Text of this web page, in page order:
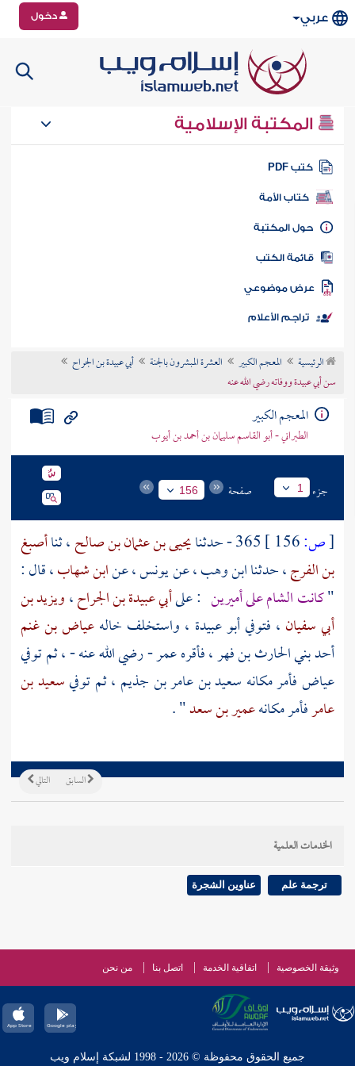
عربي دخول
المكتبة الإسلامية
كتب PDF
كتاب الأمة
المكتبة
الكتب
موضوعي
تراجم الأعلام
الرئيسية المعجم الكبير العشرة المبشرون بالجنة
أبي عبيدة بن الجراح
سن أبي عبيدة ووفاته رضي الله عنه
المعجم الكبير
الطبراني - أبو القاسم سليمان بن أحمد بن أيوب
جزء 1 صفحة 156
[ص: 365 - حدثنا يحيى بن عثمان بن صالح، ثناأصبغ
بن الفرج، حدثناابن وهب، عنيونس، عنابن شهاب، قال :
"كانتالشامعلى أميرين : علىأبي عبيدة بن الجراح،ويزيد بن
أبي سفيان ، فتوفيأبو عبيدة ، واستخلف خالهعياض بن غنم
أحدبني الحارث بن فهر، فأقرهعمر- رضي الله عنه - ، ثم توفي
عياضفأمر مكانه سعيد بن عامر بن جذيم ، ثم توفيسعيد بن
عامرفأمر مكانهعمير بن سعد" .
التالي السابق
الخدمات العلمية
ترجمة علم عناوين الشجرة
وثيقة الخصوصية اتفاقية الخدمة اتصل بنا من نحن
جميع الحقوق محفوظة © 2026 - 1998 لشبكة إسلام ويب